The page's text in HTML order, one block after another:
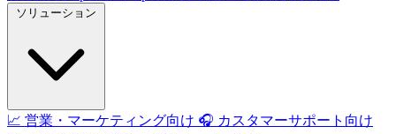
📈 営業・マーケティング向け 🎧 カスタマーサポート向け